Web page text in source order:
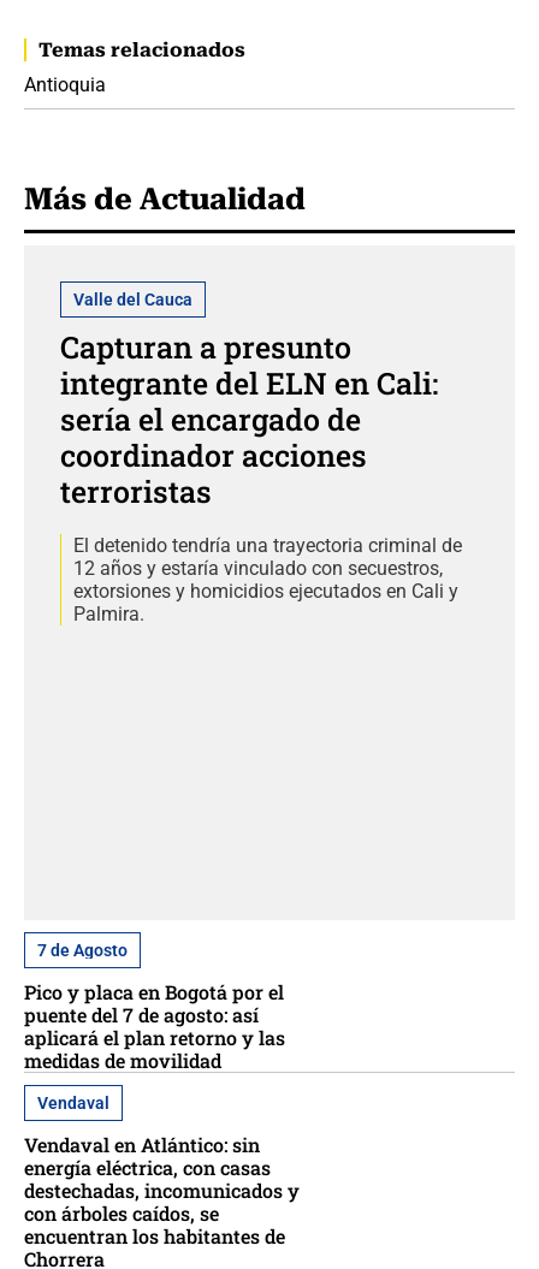
Temas relacionados
Antioquia
Más de Actualidad
Valle del Cauca
Capturan a presunto
integrante del ELN en Cali:
sería el encargado de
coordinador acciones
terroristas
El detenido tendría una trayectoria criminal de
12 años y estaría vinculado con secuestros,
extorsiones y homicidios ejecutados en Cali y
Palmira.
7 de Agosto
Pico y placa en Bogotá por el
puente del 7 de agosto: así
aplicará el plan retorno y las
medidas de movilidad
Vendaval
Vendaval en Atlántico: sin
energía eléctrica, con casas
destechadas, incomunicados y
con árboles caídos, se
encuentran los habitantes de
Chorrera